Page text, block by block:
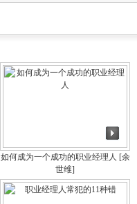
如何成为一个成功的职业经理人 [余
世维]